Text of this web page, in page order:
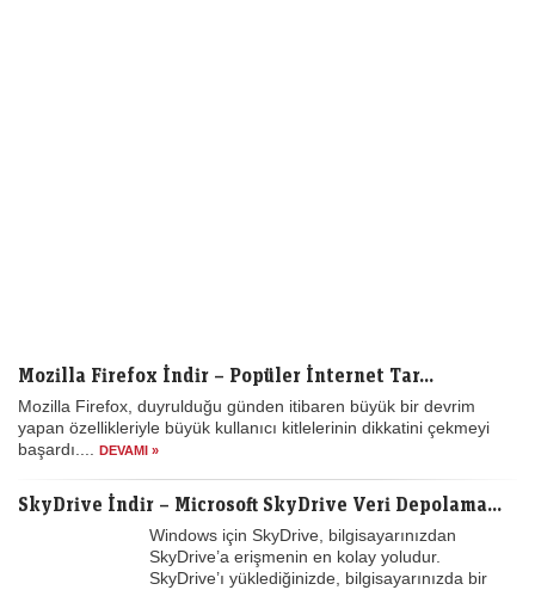
Mozilla Firefox İndir – Popüler İnternet Tar...
Mozilla Firefox, duyrulduğu günden itibaren büyük bir devrim
yapan özellikleriyle büyük kullanıcı kitlelerinin dikkatini çekmeyi
başardı.... DEVAMI »
SkyDrive İndir – Microsoft SkyDrive Veri Depolama...
Windows için SkyDrive, bilgisayarınızdan
SkyDrive’a erişmenin en kolay yoludur.
SkyDrive’ı yüklediğinizde, bilgisayarınızda bir